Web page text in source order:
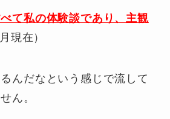
て私の体験談であり、主観
現在）
んだなという感じで流して
ん。